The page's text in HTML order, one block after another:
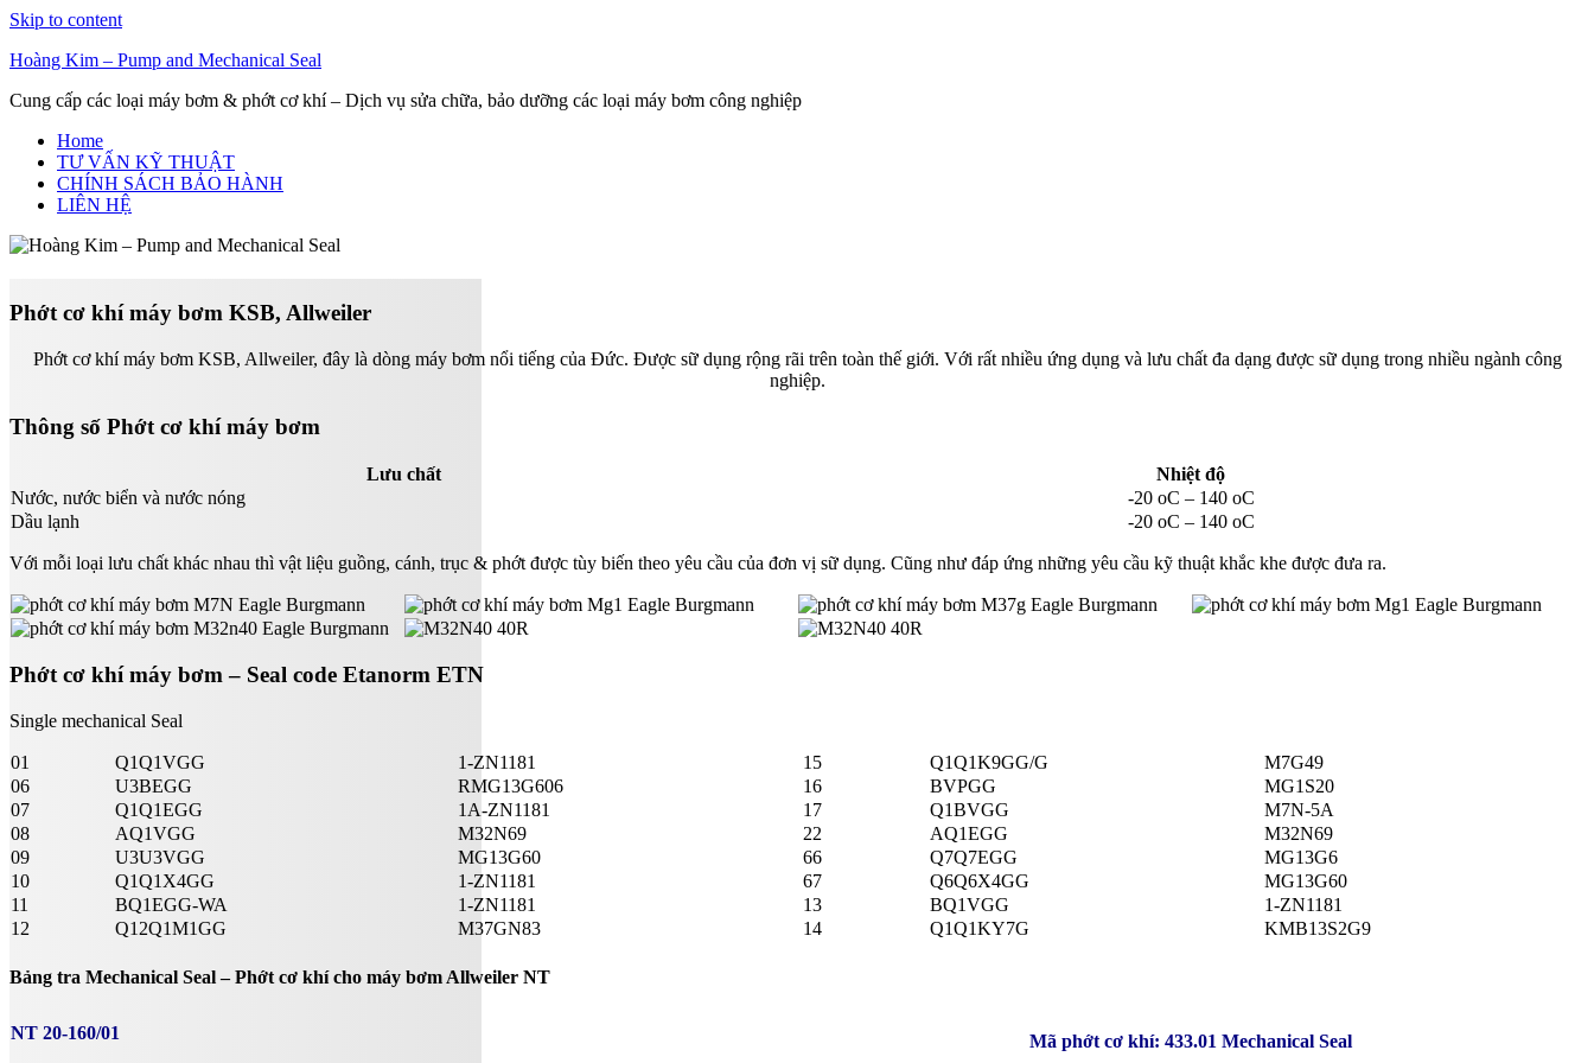
Skip to content
Hoàng Kim – Pump and Mechanical Seal
Cung cấp các loại máy bơm & phớt cơ khí – Dịch vụ sửa chữa, bảo dưỡng các loại máy bơm công nghiệp
Home
TƯ VẤN KỸ THUẬT
CHÍNH SÁCH BẢO HÀNH
LIÊN HỆ
Phớt cơ khí máy bơm KSB, Allweiler
Phớt cơ khí máy bơm KSB, Allweiler, đây là dòng máy bơm nổi tiếng của Đức. Được sữ dụng rộng rãi trên toàn thế giới. Với rất nhiều ứng dụng và lưu chất đa dạng được sữ dụng trong nhiều ngành công
nghiệp.
Thông số Phớt cơ khí máy bơm
Lưu chất
Nhiệt độ
Nước, nước biển và nước nóng
-20 oC – 140 oC
Dầu lạnh
-20 oC – 140 oC
Với mỗi loại lưu chất khác nhau thì vật liệu guồng, cánh, trục & phớt được tùy biến theo yêu cầu của đơn vị sữ dụng. Cũng như đáp ứng những yêu cầu kỹ thuật khắc khe được đưa ra.
Phớt cơ khí máy bơm – Seal code Etanorm ETN
Single mechanical Seal
01 Q1Q1VGG 1-ZN1181 15 Q1Q1K9GG/G
M7G49
06
U3BEGG RMG13G606 16 BVPGG
MG1S20
07
Q1Q1EGG 1A-ZN1181 17 Q1BVGG
M7N-5A
08
AQ1VGG M32N69 22 AQ1EGG
M32N69
09
U3U3VGG MG13G60 66 Q7Q7EGG
MG13G6
10
Q1Q1X4GG 1-ZN1181 67 Q6Q6X4GG
MG13G60
11
BQ1EGG-WA 1-ZN1181 13 BQ1VGG
1-ZN1181
12
Q12Q1M1GG M37GN83 14 Q1Q1KY7G KMB13S2G9
Bảng tra Mechanical Seal – Phớt cơ khí cho máy bơm Allweiler NT
NT 20-160/01 Mã phớt cơ khí: 433.01 Mechanical Seal